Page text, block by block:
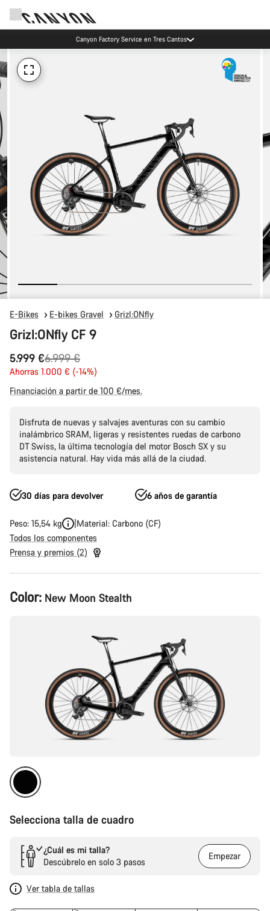
Canyon Factory Service en Tres Cantos
E-Bikes E-bikes Gravel Grizl:ONfly
Grizl:ONfly CF 9
5.999 €
Precio
original
6.999 €
Ahorras 1.000 € (-14%)
Financiación a partir de 100 €/mes.
Disfruta de nuevas y salvajes aventuras con su cambio
inalámbrico SRAM, ligeras y resistentes ruedas de carbono
DT Swiss, la última tecnología del motor Bosch SX y su
asistencia natural. Hay vida más allá de la ciudad.
30 días para devolver 6 años de garantía
Peso: 15,54 kg
Material: Carbono (CF)
Todos los componentes
Prensa y premios (2)
Configuración
del
Color: New Moon Stealth
Selecciona talla de cuadro
¿Cuál es mi talla?
Descúbrelo en solo 3 pasos
Empezar
Ver tabla de tallas